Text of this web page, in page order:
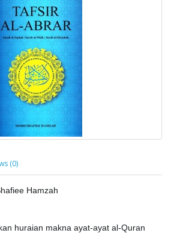
(0)
Hamzah
huraian makna ayat-ayat al-Quran